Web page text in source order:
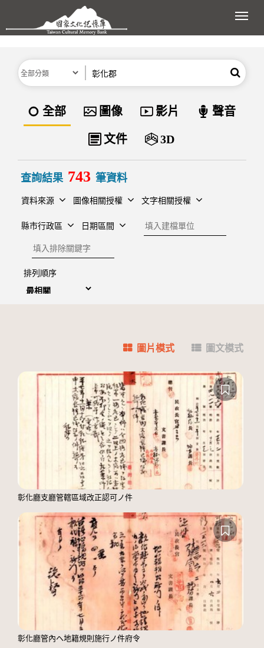
跳到主要內容區塊
展
分類 搜尋
資料類型
全部 圖像 影片 聲音
文件 3D
查詢結果 743 筆資料
資料來源 圖像相關授權 文字相關授權
縣市行政區 日期區間
建檔單位
排除關鍵字
排列順序
圖片模式 圖文模式
彰化廳支廳管轄區域改正認可ノ件
彰化廳管內ヘ地籍規則施行ノ件府令